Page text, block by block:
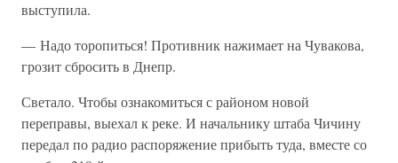
выступила.
— Надо торопиться! Противник нажимает на Чувакова,
грозит сбросить в Днепр.
Светало. Чтобы ознакомиться с районом новой
переправы, выехал к реке. И начальнику штаба Чичину
передал по радио распоряжение прибыть туда, вместе со